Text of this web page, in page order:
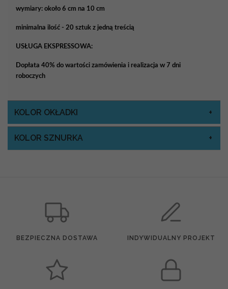
wymiary: około 6 cm na 10 cm
minimalna ilość - 20 sztuk z jedną treścią
USŁUGA EKSPRESSOWA:
Dopłata 40% do wartości zamówienia i realizacja w 7 dni
roboczych
KOLOR OKŁADKI
KOLOR SZNURKA
BEZPIECZNA DOSTAWA INDYWIDUALNY PROJEKT